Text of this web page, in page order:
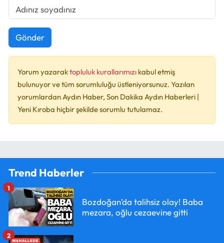
Gönder
Yorum yazaraktopluluk kurallarımızı kabul etmiş
bulunuyor ve tüm sorumluluğu üstleniyorsunuz. Yazılan
yorumlardan Aydın Haber, Son Dakika Aydın Haberleri |
Yeni Kıroba hiçbir şekilde sorumlu tutulamaz.
Trend Haberler
Bozdoğan’da talihsiz olay! Baba
mezara, oğlu cezaevine gitti
1
2